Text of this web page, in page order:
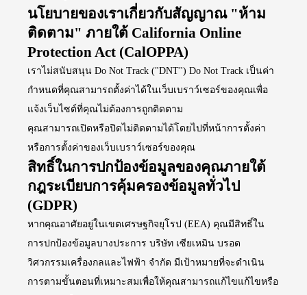
นโยบายของเราเกี่ยวกับสัญญาณ "ห้าม
ติดตาม" ภายใต้ California Online
Protection Act (CalOPPA)
เราไม่สนับสนุน Do Not Track ("DNT") Do Not Track เป็นค่า
กำหนดที่คุณสามารถตั้งค่าได้ในเว็บเบราว์เซอร์ของคุณเพื่อ
แจ้งเว็บไซต์ที่คุณไม่ต้องการถูกติดตาม
คุณสามารถเปิดหรือปิดไม่ติดตามได้โดยไปที่หน้าการตั้งค่า
หรือการตั้งค่าของเว็บเบราว์เซอร์ของคุณ
สิทธิ์ในการปกป้องข้อมูลของคุณภายใต้
กฎระเบียบการคุ้มครองข้อมูลทั่วไป
(GDPR)
หากคุณอาศัยอยู่ในเขตเศรษฐกิจยุโรป (EEA) คุณมีสิทธิ์ใน
การปกป้องข้อมูลบางประการ บริษัท เซียเหมิน บรอด
วิศวกรรมเครื่องกลและไฟฟ้า จำกัด มีเป้าหมายที่จะดำเนิน
การตามขั้นตอนที่เหมาะสมเพื่อให้คุณสามารถแก้ไขแก้ไขหรือ